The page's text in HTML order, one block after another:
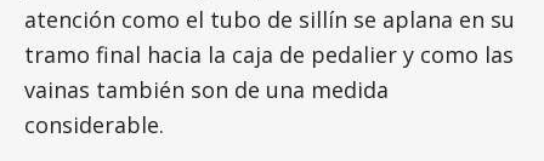
atención como el tubo de sillín se aplana en su
tramo final hacia la caja de pedalier y como las
vainas también son de una medida
considerable.